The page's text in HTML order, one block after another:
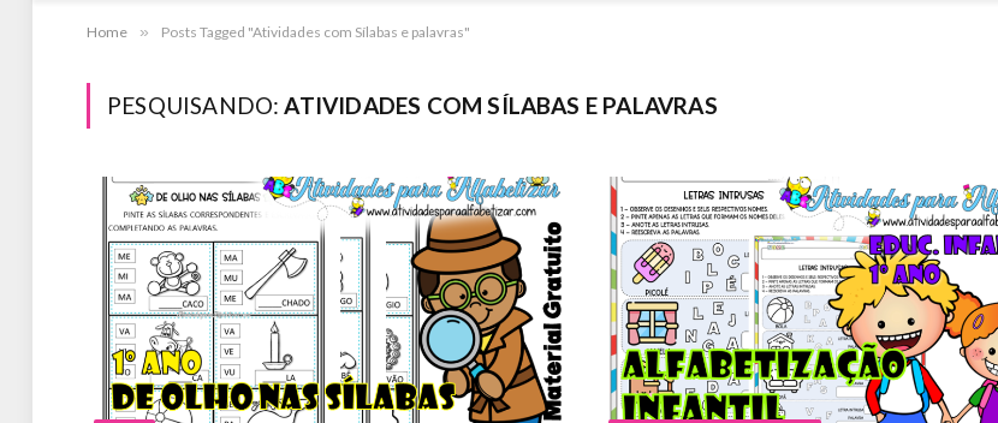
Home » Posts Tagged "Atividades com Sílabas e palavras"
PESQUISANDO:ATIVIDADES COM SÍLABAS E PALAVRAS